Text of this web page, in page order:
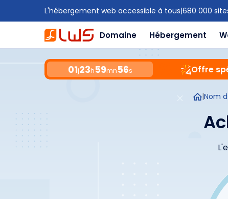
L'hébergement web accessible à tous|680 000
Domaine Hébergement
01j23h59mn55s Offre
|Nom